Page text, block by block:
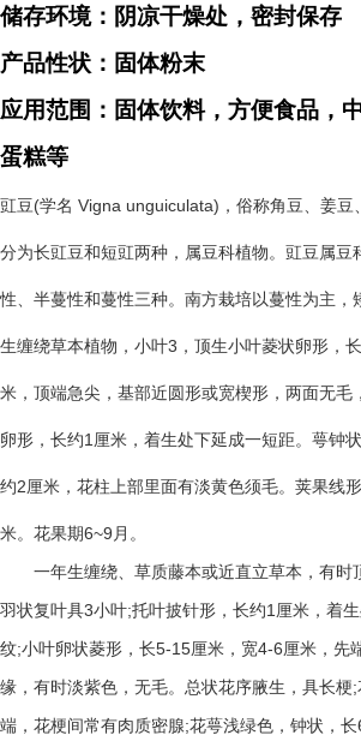
储存环境：阴凉干燥处，密封保存
产品性状：固体粉末
应用范围：固体饮料，方便食品，
蛋糕等
豇豆(学名 Vigna unguiculata) ，俗称角豆、姜
分为长豇豆和短豇两种，属豆科植物。豇豆属豆
性、半蔓性和蔓性三种。南方栽培以蔓性为主，
生缠绕草本植物，小叶3 ，顶生小叶菱状卵形，长
米，顶端急尖，基部近圆形或宽楔形，两面无毛
卵形，长约1 厘米，着生处下延成一短距。萼钟
约2厘米，花柱上部里面有淡黄色须毛。荚果线
米。花果期6~9 月。
一年生缠绕、草质藤本或近直立草本，有时
羽状复叶具3小叶;托叶披针形，长约1 厘米，着
纹;小叶卵状菱形，长5-15厘米，宽4-6厘米，先
缘，有时淡紫色，无毛。总状花序腋生，具长梗;
端，花梗间常有肉质密腺;花萼浅绿色，钟状，长